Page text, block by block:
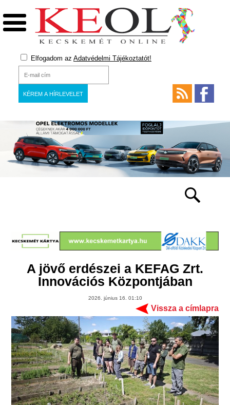
Elfogadom az Adatvédelmi Tájékoztatót!
A jövő erdészei a KEFAG Zrt.
Innovációs Központjában
2026. június 16. 01:10
Vissza a címlapra